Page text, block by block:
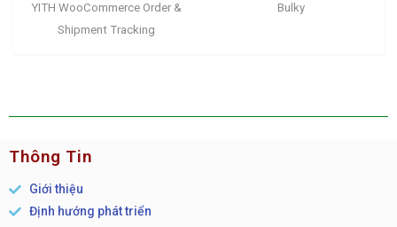
YITH WooCommerce Order &
Shipment Tracking
Bulky
Thông Tin
Giới thiệu
Định hướng phát triển